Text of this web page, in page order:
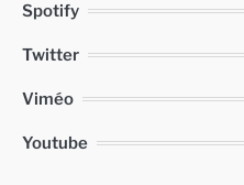
Spotify
Twitter
Viméo
Youtube